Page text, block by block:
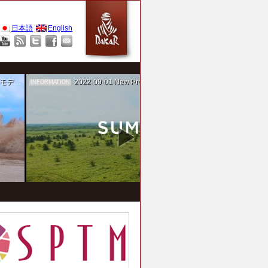
日本語 English
担当 INFORMATION 2022-09-01 New Project！ 未来SUMIKA実験箱